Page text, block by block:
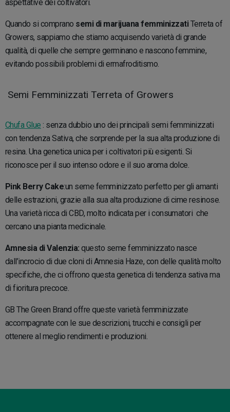
aspettative dei coltivatori.
Quando si comprano semi di marijuana femminizzatiTerreta of
Growers, sappiamo che stiamo acquisendo varietà di grande
qualità, di quelle che sempre germinano e nascono femmine,
evitando possibili problemi di ermafroditismo.
Semi Femminizzati Terreta of Growers
Chufa Glue : senza dubbio uno dei principali semi femminizzati
con tendenza Sativa, che sorprende per la sua alta produzione di
resina. Una genetica unica per i coltivatori più esigenti. Si
riconosce per il suo intenso odore e il suo aroma dolce.
Pink Berry Cake:un seme femminizzato perfetto per gli amanti
delle estrazioni, grazie alla sua alta produzione di cime resinose.
Una varietà ricca di CBD, molto indicata per i consumatori che
cercano una pianta medicinale.
Amnesia di Valenzia: questo seme femminizzato nasce
dall’incrocio di due cloni di Amnesia Haze, con delle qualità molto
specifiche, che ci offrono questa genetica di tendenza sativa ma
di fioritura precoce.
GB The Green Brand offre queste varietà femminizzate
accompagnate con le sue descrizioni, trucchi e consigli per
ottenere al meglio rendimenti e produzioni.